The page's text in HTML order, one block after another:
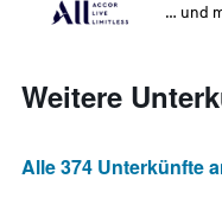
… und
Weitere
Alle 374 Unterkünfte